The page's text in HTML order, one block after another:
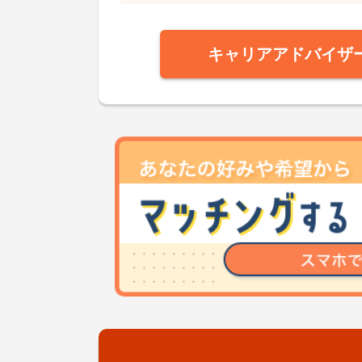
キャリアアドバイザ